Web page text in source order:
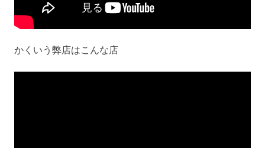
かくいう弊店はこんな店